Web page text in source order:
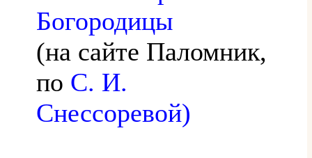
Богородицы
(на сайте Паломник,
по С. И.
Снессоревой)